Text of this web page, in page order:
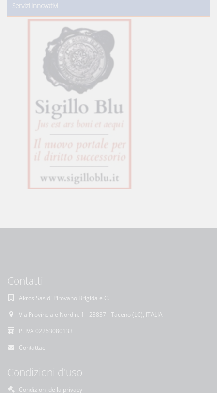
Servizi innovativi
Contatti
Akros Sas di Pirovano Brigida e C.
Via Provinciale Nord n. 1 - 23837 - Taceno (LC), ITALIA
P. IVA 02263080133
Contattaci
Condizioni d'uso
Condizioni della privacy